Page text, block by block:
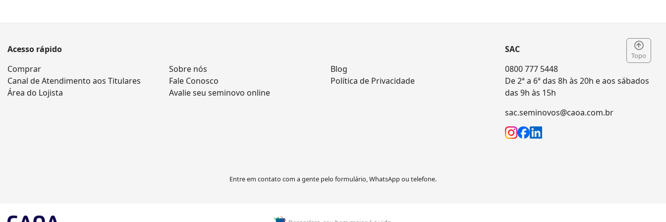
Topo
Acesso rápido
Comprar
Sobre nós
Blog
Canal de Atendimento aos Titulares
Fale Conosco
Política de Privacidade
Área do Lojista
Avalie seu seminovo online
SAC
0800 777 5448
De 2ª a 6ª das 8h às 20h e aos sábados
das 9h às 15h
sac.seminovos@caoa.com.br
Entre em contato com a gente pelo formulário, WhatsApp ou telefone.